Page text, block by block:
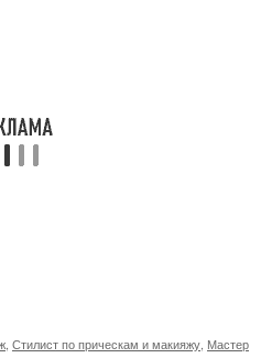
Стилист по прическам и макияжу Мастер